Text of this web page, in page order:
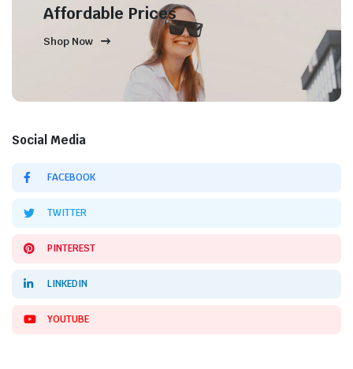
Affordable Prices
Shop Now
Social Media
FACEBOOK
TWITTER
PINTEREST
LINKEDIN
YOUTUBE